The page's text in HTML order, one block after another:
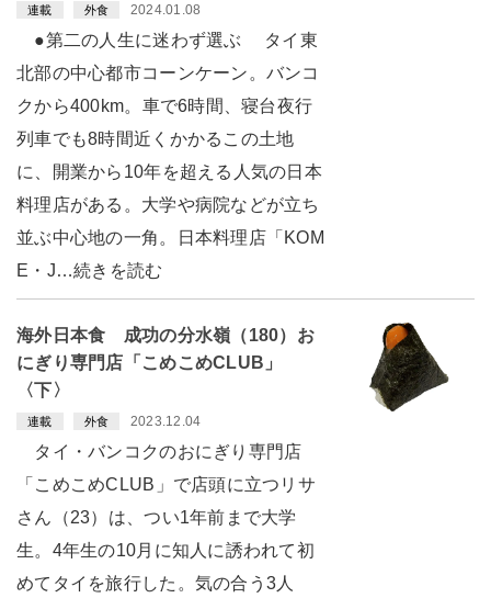
連載 外食 2024.01.08
●第二の人生に迷わず選ぶ タイ東
北部の中心都市コーンケーン。バンコ
クから400km。車で6時間、寝台夜行
列車でも8時間近くかかるこの土地
に、開業から10年を超える人気の日本
料理店がある。大学や病院などが立ち
並ぶ中心地の一角。日本料理店「KOM
E・J…続きを読む
海外日本食 成功の分水嶺（180）お
にぎり専門店「こめこめCLUB」
〈下〉
連載 外食 2023.12.04
タイ・バンコクのおにぎり専門店
「こめこめCLUB」で店頭に立つリサ
さん（23）は、つい1年前まで大学
生。4年生の10月に知人に誘われて初
めてタイを旅行した。気の合う3人